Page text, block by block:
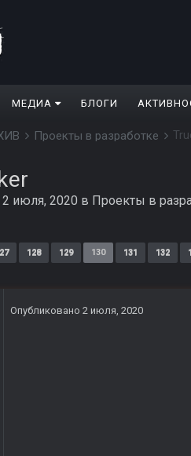
МЕДИА БЛОГИ
Проекты в разработке
2 июля, 2020 в Проекты в
128 129 130 131 132
Опубликовано 2 июля, 2020